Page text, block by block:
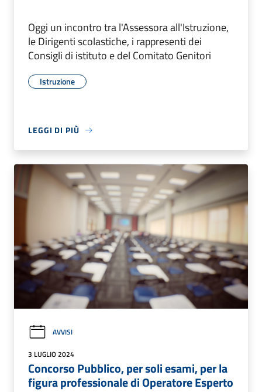
Oggi un incontro tra l'Assessora all'Istruzione,
le Dirigenti scolastiche, i rappresenti dei
Consigli di istituto e del Comitato Genitori
Istruzione
LEGGI DI PIÙ
AVVISI
3 LUGLIO 2024
Concorso Pubblico, per soli esami, per la
figura professionale di Operatore Esperto